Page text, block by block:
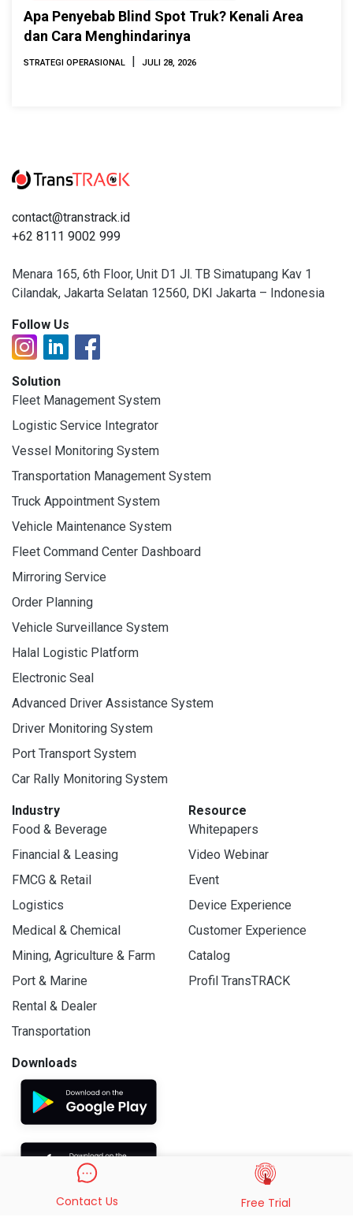
Apa Penyebab Blind Spot Truk? Kenali Area
dan Cara Menghindarinya
STRATEGI OPERASIONAL | JULI 28, 2026
contact@transtrack.id
+62 8111 9002 999
Menara 165, 6th Floor, Unit D1 Jl. TB Simatupang Kav 1
Cilandak, Jakarta Selatan 12560, DKI Jakarta – Indonesia
Follow Us
Solution
Fleet Management System
Logistic Service Integrator
Vessel Monitoring System
Transportation Management System
Truck Appointment System
Vehicle Maintenance System
Fleet Command Center Dashboard
Mirroring Service
Order Planning
Vehicle Surveillance System
Halal Logistic Platform
Electronic Seal
Advanced Driver Assistance System
Driver Monitoring System
Port Transport System
Car Rally Monitoring System
Industry
Food & Beverage
Financial & Leasing
FMCG & Retail
Logistics
Medical & Chemical
Mining, Agriculture & Farm
Port & Marine
Rental & Dealer
Transportation
Resource
Whitepapers
Video Webinar
Event
Device Experience
Customer Experience
Catalog
Profil TransTRACK
Downloads
Contact Us Free Trial